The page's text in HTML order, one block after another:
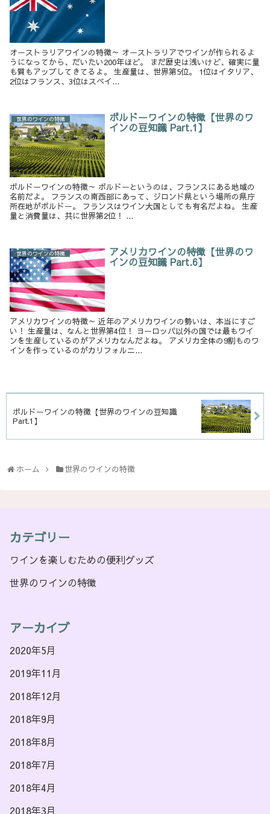
オーストラリアワインの特徴～ オーストラリアでワインが作られるよ
うになってから、だいたい200年ほど。 まだ歴史は浅いけど、確実に量
も質もアップしてきてるよ。 生産量は、世界第5位。 1位はイタリア、
2位はフランス、3位はスペイ...
世界のワインの特徴 ボルドーワインの特徴【世界のワ
インの豆知識 Part.1】
ボルドーワインの特徴～ ボルドーというのは、フランスにある地域の
名前だよ。 フランスの南西部にあって、ジロンド県という場所の県庁
所在地がボルドー。 フランスはワイン大国としても有名だよね。 生産
量と消費量は、共に世界第2位！ ...
世界のワインの特徴 アメリカワインの特徴【世界のワ
インの豆知識 Part.6】
アメリカワインの特徴～ 近年のアメリカワインの勢いは、本当にすご
い！ 生産量は、なんと世界第4位！ ヨーロッパ以外の国では最もワイ
ンを生産しているのがアメリカなんだよね。 アメリカ全体の9割ものワ
インを作っているのがカリフォルニ...
ボルドーワインの特徴【世界のワインの豆知識
Part.1】
ホーム 世界のワインの特徴
カテゴリー
ワインを楽しむための便利グッズ
世界のワインの特徴
アーカイブ
2020年5月
2019年11月
2018年12月
2018年9月
2018年8月
2018年7月
2018年4月
2018年3月